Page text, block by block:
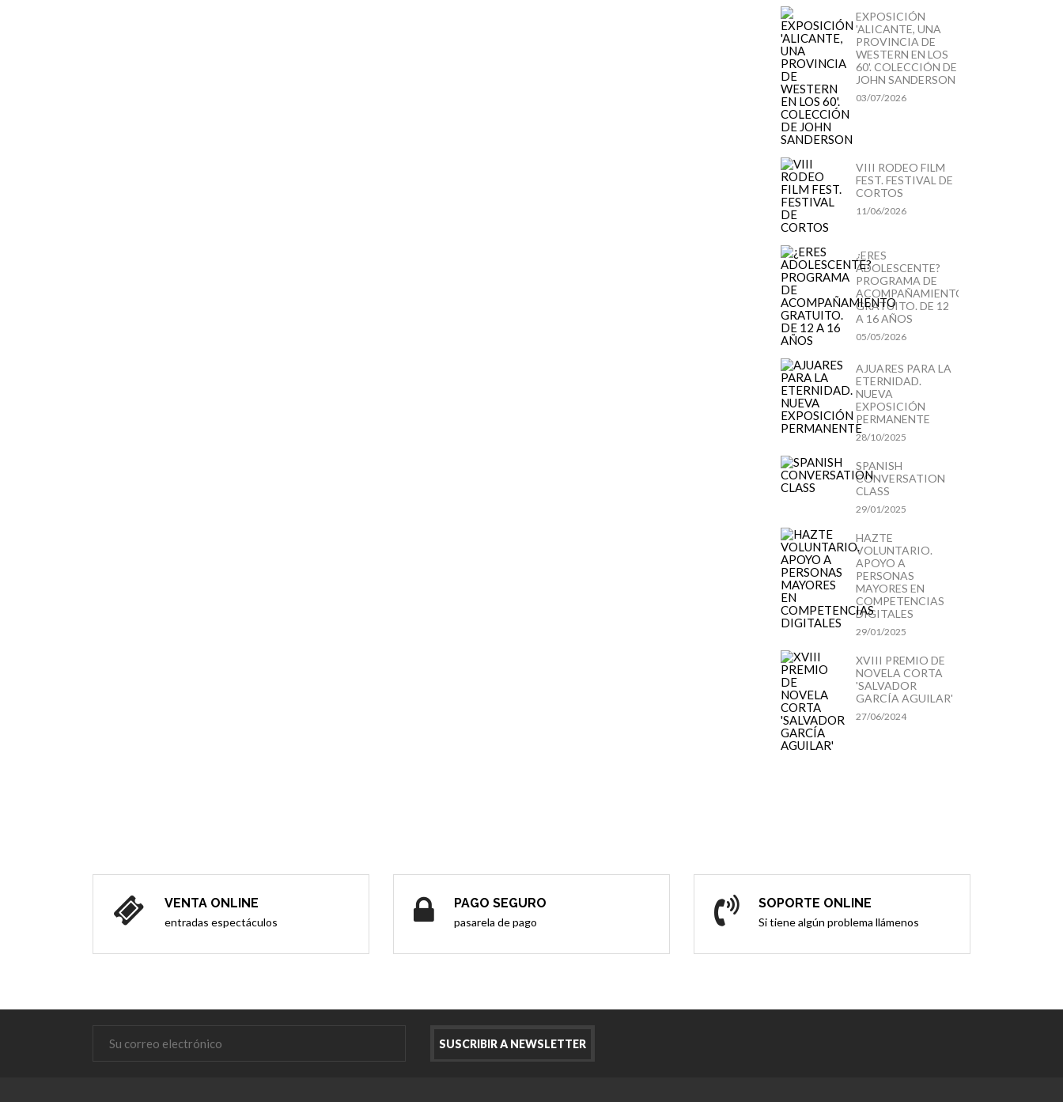
EXPOSICIÓN
'ALICANTE, UNA
PROVINCIA DE
WESTERN EN LOS
60'. COLECCIÓN DE
JOHN SANDERSON
03/07/2026
VIII RODEO FILM
FEST. FESTIVAL DE
CORTOS
11/06/2026
¿ERES
ADOLESCENTE?
PROGRAMA DE
ACOMPAÑAMIENTO
GRATUITO. DE 12
A 16 AÑOS
05/05/2026
AJUARES PARA LA
ETERNIDAD.
NUEVA
EXPOSICIÓN
PERMANENTE
28/10/2025
SPANISH
CONVERSATION
CLASS
29/01/2025
HAZTE
VOLUNTARIO.
APOYO A
PERSONAS
MAYORES EN
COMPETENCIAS
DIGITALES
29/01/2025
XVIII PREMIO DE
NOVELA CORTA
'SALVADOR
GARCÍA AGUILAR'
27/06/2024
VENTA ONLINE
entradas espectáculos
PAGO SEGURO
pasarela de pago
SOPORTE ONLINE
Si tiene algún problema llámenos